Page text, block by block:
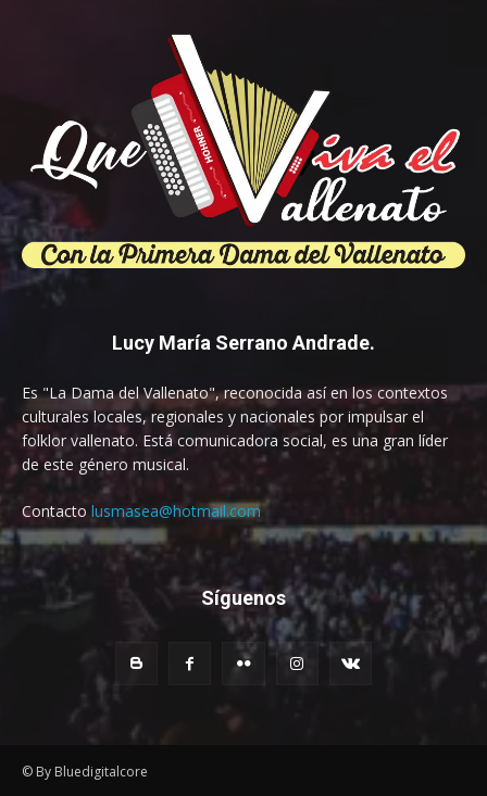
Lucy María Serrano Andrade.
Es "La Dama del Vallenato", reconocida así en los contextos
culturales locales, regionales y nacionales por impulsar el
folklor vallenato. Está comunicadora social, es una gran líder
de este género musical.
Contacto lusmasea@hotmail.com
Síguenos
© By Bluedigitalcore